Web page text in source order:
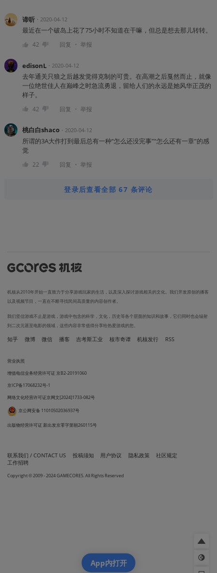
谛听・ 2020-04-12
最近在一个破岛上花了75小时不知道在干嘛，但总是想去那儿转转。
42 回复 ・ 举报
edisonL・ 2020-04-12
去年通关只狼之后越发觉得克制的可贵。在高潮之后戛然而止，就像
一位绝世佳人在巅峰之时急流勇退，留给人们的永远是她风华正茂的
样子。
42 回复 ・ 举报
桃白白shaco・ 2020-04-12
所谓的3A大作打到最后总有一种“怎么还没完事”“怎么还有一章”的感
觉
22 回复 ・ 举报
登录后查看全部 67 条评论
机核从2010年开始一直致力于分享游戏玩家的生活，以及深入探讨游戏相关的文化。我们开发原创的播客
以及视频节目，一直在不断寻找民间高质量的内容创作者。
我们坚信游戏不止是游戏，游戏中包含的科学，文化，历史等各个层面的知识和故事，它们同时也会辐射
到二次元甚至电影的领域，这些内容非常值得分享给热爱游戏的您。
知乎 微博 微信 播客 吉考斯工业 核市奇谭 机核发行 RSS
营业执照
增值电信业务经营许可证 京B2-20191060
京ICP备17068232号-1
网络文化经营许可证京网文[2024]1733-082号
京公网安备 11010502036937号
出版物经营许可证 新出发京零字第朝260115号
联系我们 / CONTACT US 投稿须知 用户协议 隐私政策
社区规定
工作招聘
Copyright © 2009 - 2024 GAMECORES. All Rights Reserved
App内打开